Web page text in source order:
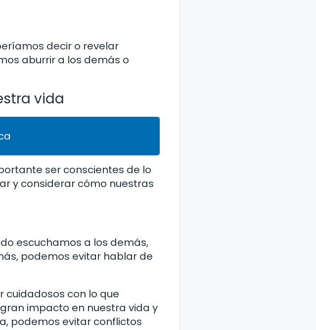
decir o revelar
aburrir a los demás o
vida
ser conscientes de lo
y considerar cómo nuestras
escuchamos a los demás,
podemos evitar hablar de
cuidadosos con lo que
impacto en nuestra vida y
podemos evitar conflictos